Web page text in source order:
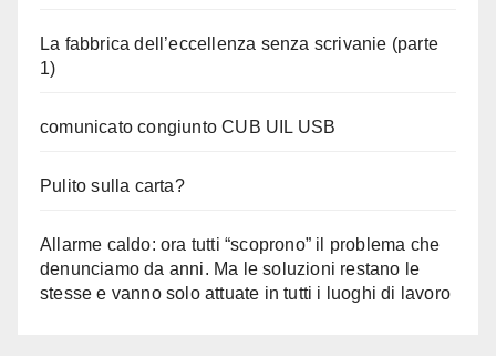
La fabbrica dell’eccellenza senza scrivanie (parte
1)
comunicato congiunto CUB UIL USB
Pulito sulla carta?
Allarme caldo: ora tutti “scoprono” il problema che
denunciamo da anni. Ma le soluzioni restano le
stesse e vanno solo attuate in tutti i luoghi di lavoro